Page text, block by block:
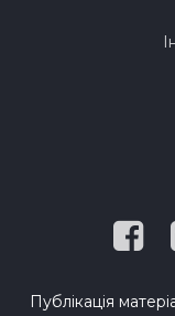
Публікація